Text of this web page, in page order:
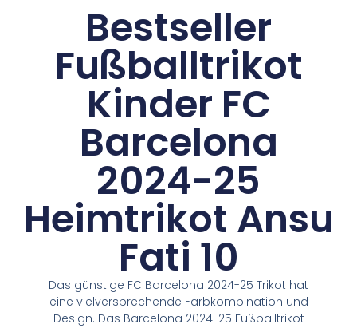
Bestseller
Fußballtrikot
Kinder FC
Barcelona
2024-25
Heimtrikot Ansu
Fati 10
Das günstige FC Barcelona 2024-25 Trikot hat
eine vielversprechende Farbkombination und
Design. Das Barcelona 2024-25 Fußballtrikot